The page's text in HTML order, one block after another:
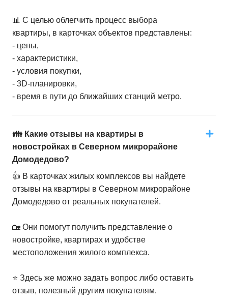
📊 С целью облегчить процесс выбора
квартиры, в карточках объектов представлены:
- цены,
- характеристики,
- условия покупки,
- 3D-планировки,
- время в пути до ближайших станций метро.
👪 Какие отзывы на квартиры в
новостройках в Северном микрорайоне
Домодедово?
👍 В карточках жилых комплексов вы найдете
отзывы на квартиры в Северном микрорайоне
Домодедово от реальных покупателей.
🏡 Они помогут получить представление о
новостройке, квартирах и удобстве
местоположения жилого комплекса.
⭐️ Здесь же можно задать вопрос либо оставить
отзыв, полезный другим покупателям.